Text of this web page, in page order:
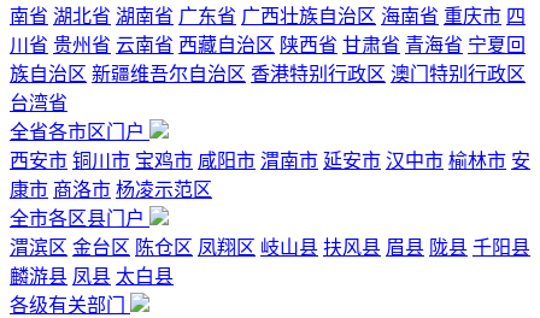
南省 湖北省 湖南省 广东省 广西壮族自治区 海南省 重庆市 四
川省 贵州省 云南省 西藏自治区 陕西省 甘肃省 青海省 宁夏回
族自治区 新疆维吾尔自治区 香港特别行政区 澳门特别行政区
台湾省
全省各市区门户
西安市 铜川市 宝鸡市 咸阳市 渭南市 延安市 汉中市 榆林市 安
康市 商洛市 杨凌示范区
全市各区县门户
渭滨区 金台区 陈仓区 凤翔区 岐山县 扶风县 眉县 陇县 千阳县
麟游县 凤县 太白县
各级有关部门